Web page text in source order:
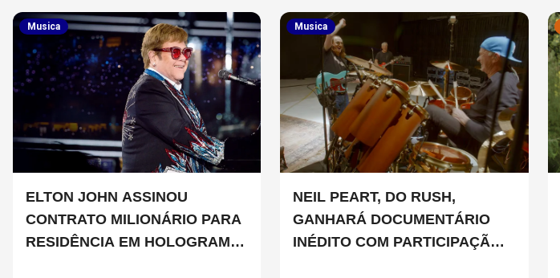
Musica
ELTON JOHN ASSINOU
CONTRATO MILIONÁRIO PARA
RESIDÊNCIA EM HOLOGRAMA,
Musica
NEIL PEART, DO RUSH,
GANHARÁ DOCUMENTÁRIO
INÉDITO COM PARTICIPAÇÃO